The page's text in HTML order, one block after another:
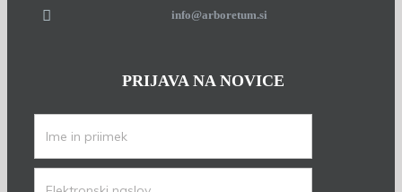
info@arboretum.si
PRIJAVA NA NOVICE